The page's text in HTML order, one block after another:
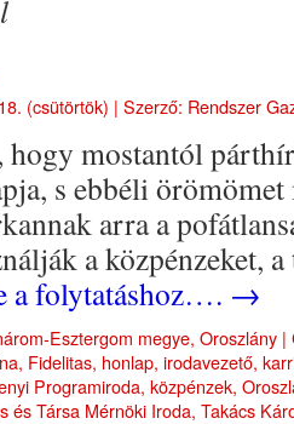
(csütörtök) | Szerző: Rendszer
mostantól
s ebbéli örömömet
arra a
a közpénzeket,
a folytatáshoz…. →
Esztergom megye, Oroszlány |
, Fidelitas, honlap, irodavezető,
Programiroda, közpénzek,
és Társa Mérnöki Iroda, Takács